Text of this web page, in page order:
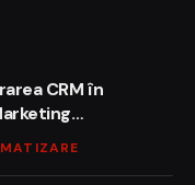
CRM în